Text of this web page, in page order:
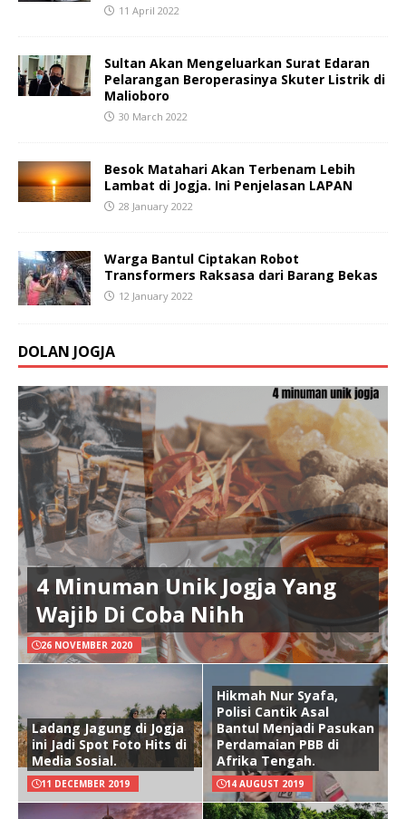
11 April 2022
Sultan Akan Mengeluarkan Surat Edaran
Pelarangan Beroperasinya Skuter Listrik di
Malioboro
30 March 2022
Besok Matahari Akan Terbenam Lebih
Lambat di Jogja. Ini Penjelasan LAPAN
28 January 2022
Warga Bantul Ciptakan Robot
Transformers Raksasa dari Barang Bekas
12 January 2022
DOLAN JOGJA
4 Minuman Unik Jogja Yang
Wajib Di Coba Nihh
26 NOVEMBER 2020
Ladang Jagung di Jogja
ini Jadi Spot Foto Hits di
Media Sosial.
11 DECEMBER 2019
Hikmah Nur Syafa,
Polisi Cantik Asal
Bantul Menjadi Pasukan
Perdamaian PBB di
Afrika Tengah.
14 AUGUST 2019